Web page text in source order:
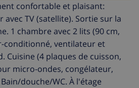
confortable et plaisant:
avec TV (satellite). Sortie sur la
1 chambre avec 2 lits (90 cm,
conditionné, ventilateur et
Cuisine (4 plaques de cuisson,
micro-ondes, congélateur,
douche/WC. À l'étage